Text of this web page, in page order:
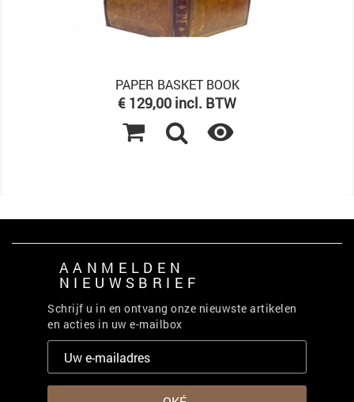
PAPER BASKET BOOK
Prijs
€ 129,00 incl. BTW

AANMELDEN
NIEUWSBRIEF
Schrijf u in en ontvang onze nieuwste artikelen
en acties in uw e-mailbox